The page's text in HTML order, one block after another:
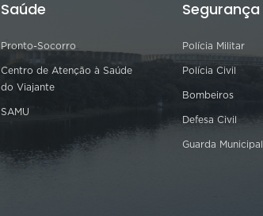
Saúde
Pronto-Socorro
Centro de Atenção à Saúde
do Viajante
SAMU
Segurança
Polícia Militar
Polícia Civil
Bombeiros
Defesa Civil
Guarda Municipal